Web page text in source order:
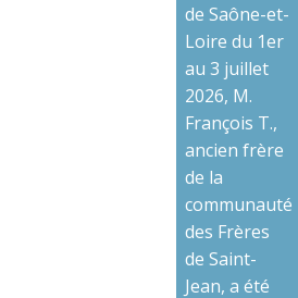
de Saône-et-
Loire du 1er
au 3 juillet
2026, M.
François T.,
ancien frère
de la
communauté
des Frères
de Saint-
Jean, a été